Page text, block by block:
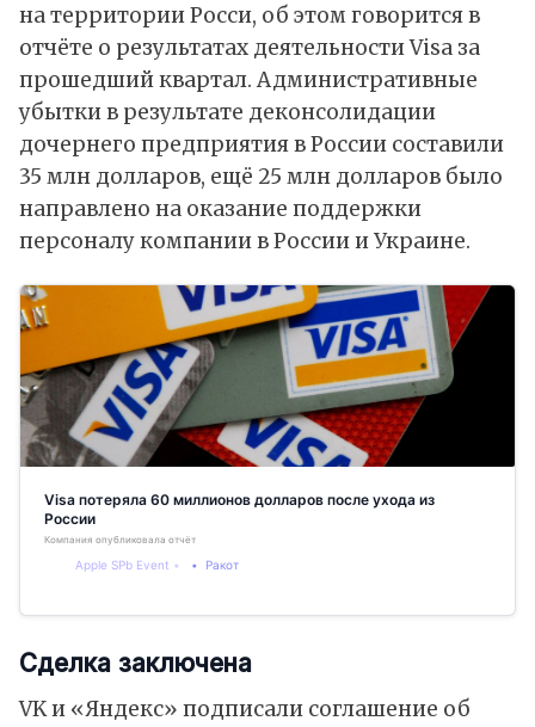
на территории Росси, об этом говорится в
отчёте о результатах деятельности Visa за
прошедший квартал. Административные
убытки в результате деконсолидации
дочернего предприятия в России составили
35 млн долларов, ещё 25 млн долларов было
направлено на оказание поддержки
персоналу компании в России и Украине.
Visa потеряла 60 миллионов долларов после ухода из
России
Компания опубликовала отчёт
Apple SPb Event Ракот
Сделка заключена
VK и «Яндекс» подписали соглашение об